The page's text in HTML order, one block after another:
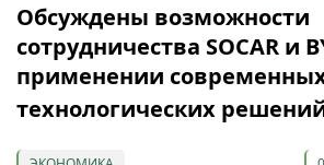
Обсуждены возможности
сотрудничества SOCAR и
применении
технологических